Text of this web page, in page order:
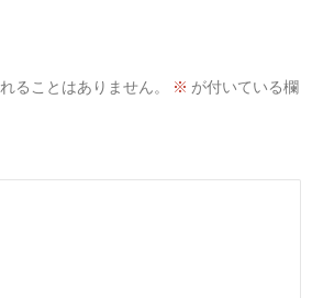
ることはありません。 ※ が付いている欄